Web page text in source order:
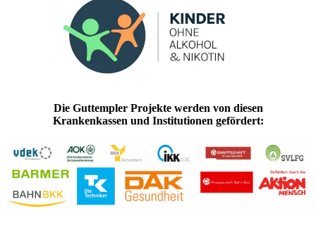
Die Guttempler Projekte werden von diesen
Krankenkassen und Institutionen gefördert: